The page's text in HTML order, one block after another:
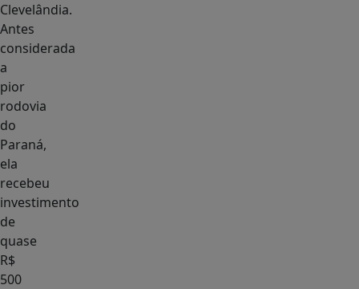
Clevelândia.
Antes
considerada
a
pior
rodovia
do
Paraná,
ela
recebeu
investimento
de
quase
R$
500